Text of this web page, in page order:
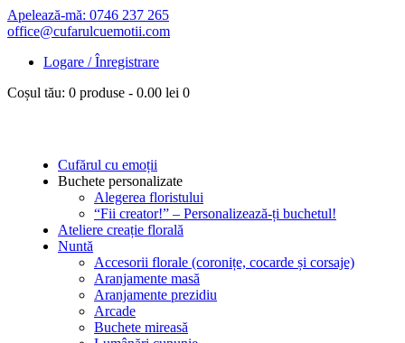
Apelează-mă: 0746 237 265
office@cufarulcuemotii.com
Logare / Înregistrare
Coșul tău: 0 produse - 0.00 lei 0
Cufărul cu emoții
Buchete personalizate
Alegerea floristului
“Fii creator!” – Personalizează-ți buchetul!
Ateliere creație florală
Nuntă
Accesorii florale (coronițe, cocarde și corsaje)
Aranjamente masă
Aranjamente prezidiu
Arcade
Buchete mireasă